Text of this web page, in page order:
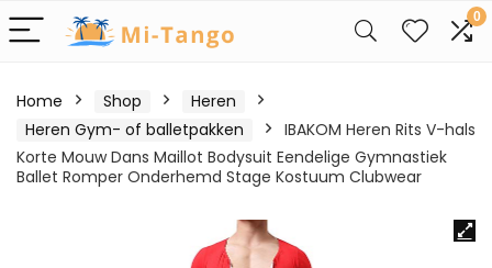
0
Home Shop
Heren
Heren Gym- of balletpakken
IBAKOM Heren Rits V-hals
Korte Mouw Dans Maillot Bodysuit Eendelige Gymnastiek
Ballet Romper Onderhemd Stage Kostuum Clubwear